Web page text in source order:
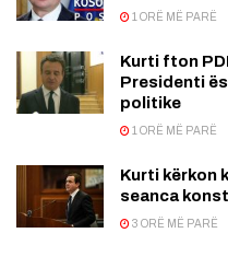
1 ORË MË PARË
Kurti fton
Presidenti
politike
1 ORË MË PARË
Kurti kërkon
seanca
3 ORË MË PARË